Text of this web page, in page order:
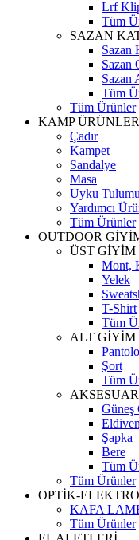
Lrf
Tüm
SAZAN
Sazan
Sazan
Sazan
Tüm
Tüm Ürünler
KAMP
Çadır
Kampet
Sandalye
Masa
Uyku Tulumu
Yardımcı
Tüm Ürünler
OUTDOOR
ÜST GİYİM
Mont,
Yelek
T-Shirt
Tüm
ALT GİYİM
Şort
Tüm
Güneş
Eldiven
Şapka
Bere
Tüm
Tüm Ürünler
OPTİK-
KAFA
Tüm Ürünler